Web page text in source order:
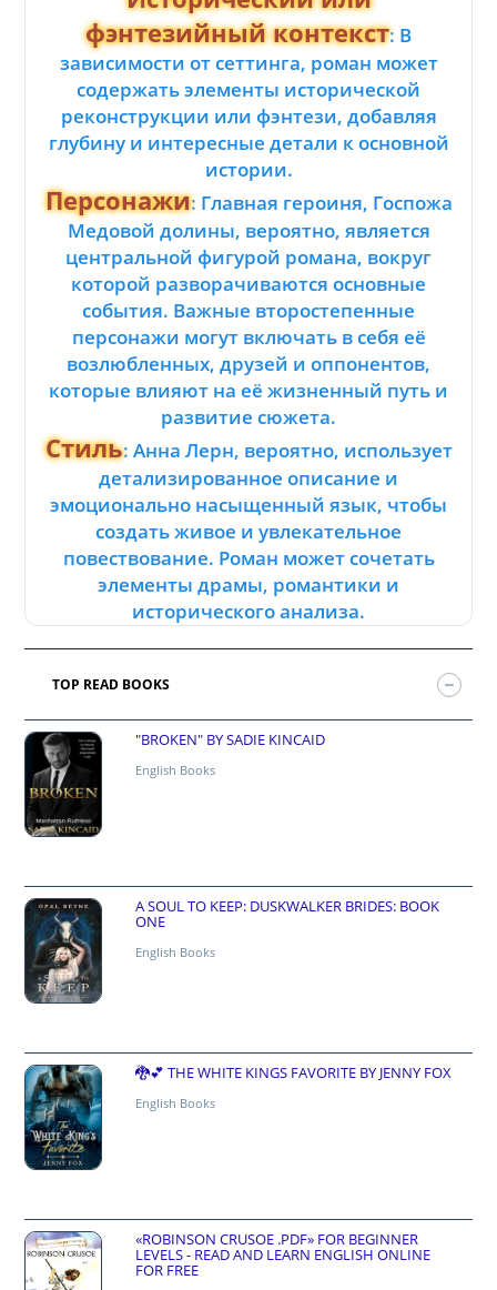
фэнтезийный контекст: В
зависимости от сеттинга, роман может
содержать элементы исторической
реконструкции или фэнтези, добавляя
глубину и интересные детали к основной
истории.
Персонажи: Главная героиня, Госпожа
Медовой долины, вероятно, является
центральной фигурой романа, вокруг
которой разворачиваются основные
события. Важные второстепенные
персонажи могут включать в себя её
возлюбленных, друзей и оппонентов,
которые влияют на её жизненный путь и
развитие сюжета.
Стиль: Анна Лерн, вероятно, использует
детализированное описание и
эмоционально насыщенный язык, чтобы
создать живое и увлекательное
повествование. Роман может сочетать
элементы драмы, романтики и
исторического анализа.
TOP READ BOOKS
"BROKEN" BY SADIE KINCAID
English Books
A SOUL TO KEEP: DUSKWALKER BRIDES: BOOK
ONE
English Books
🐉💕 THE WHITE KINGS FAVORITE BY JENNY FOX
English Books
«ROBINSON CRUSOE .PDF» FOR BEGINNER
LEVELS - READ AND LEARN ENGLISH ONLINE
FOR FREE